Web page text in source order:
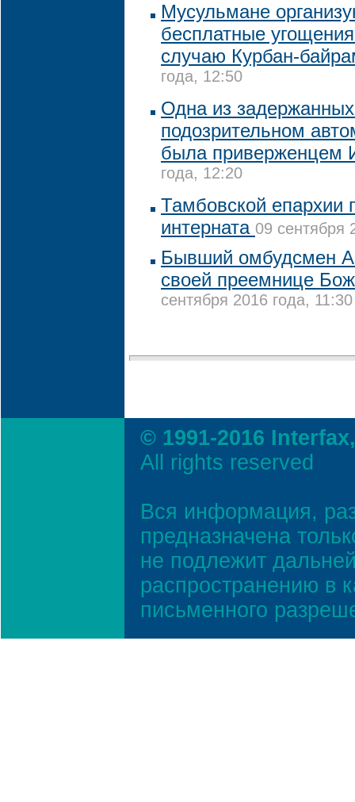
Мусульмане
бесплатные
случаю Курбан-
года, 12:50
Одна из
подозрительном
была приверженцем
года, 12:20
Тамбовской епархии
интерната 09 сентября
Бывший омбудсмен
своей преемнице
сентября 2016 года, 11:30
© 1991-2016
All rights reserved
Вся информация,
предназначена
не подлежит
распространению в
письменного